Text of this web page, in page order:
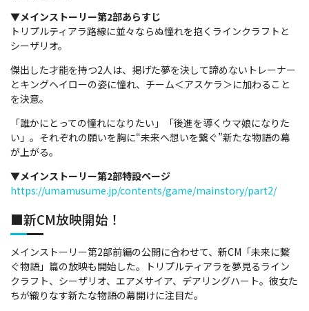
▼メインストーリー第2部あらすじ
トリプルティアラ路線に並々ならぬ憧れを抱くラインクラフトと
シーザリオ。
傑出した才能を持つ2人は、掲げた夢を決して諦めないトレーナー
とキングヘイローの姿に憧れ、チーム＜アスケラ＞に加わること
を決意。
「誰かにとっての憧れになりたい」「後進を導くウマ娘になりた
い」。それぞれの願いを胸に“未来へ想いを繋ぐ”新たな物語の幕
が上がる。
▼メインストーリー第2部特設ページ
https://umamusume.jp/contents/game/mainstory/part2/
■新CM放映開始！
メインストーリー第2部前編の公開に合わせて、新CM「未来に繋
ぐ物語」篇の放映も開始した。トリプルティアラを夢見るライン
クラフト、シーザリオ、エアメサイア、デアリングハート。彼女た
ちが織りなす新たな物語の幕開けに注目だ。